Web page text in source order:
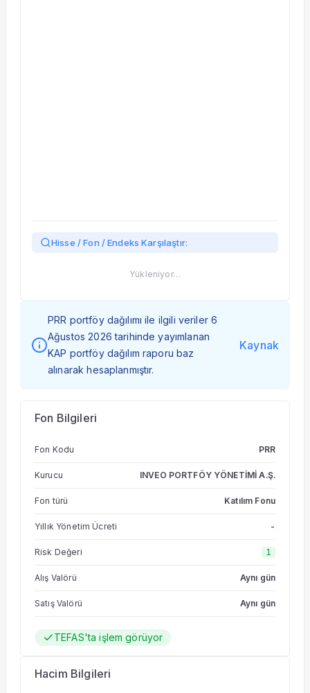
Hisse / Fon / Endeks Karşılaştır:
Yükleniyor…
PRR portföy dağılımı ile ilgili veriler 6
Ağustos 2026 tarihinde yayımlanan
KAP portföy dağılım raporu baz
alınarak hesaplanmıştır.
Kaynak
Fon Bilgileri
Fon Kodu PRR
Kurucu INVEO PORTFÖY YÖNETİMİ A.Ş.
Fon türü Katılım Fonu
Yıllık Yönetim Ücreti -
Risk Değeri 1
Alış Valörü Aynı gün
Satış Valörü Aynı gün
TEFAS'ta işlem görüyor
Hacim Bilgileri